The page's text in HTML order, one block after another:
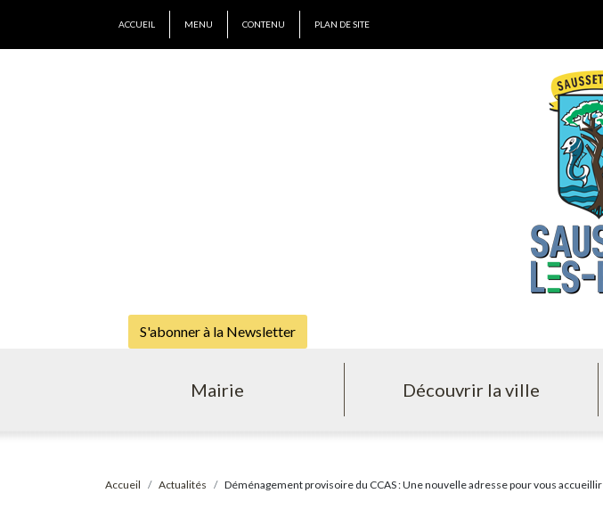
ACCUEIL MENU CONTENU PLAN DE SITE
S'abonner à la Newsletter
Mairie Découvrir la ville
Accueil Actualités Déménagement provisoire du CCAS : Une nouvelle adresse pour vous accueillir